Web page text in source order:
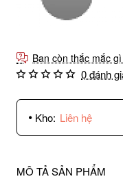
Bạn còn thắc mắc
0 đánh
Kho: Liên hệ
MÔ TẢ SẢN PHẨM